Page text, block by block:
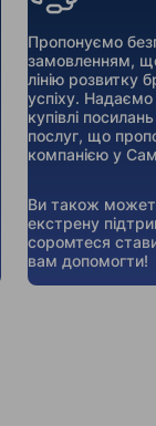
Пропонуємо
замовленням,
лінію розвитку
успіху.
купівлі
послуг, що
компанією у
Ви також
екстрену
соромтеся
вам допомогти!